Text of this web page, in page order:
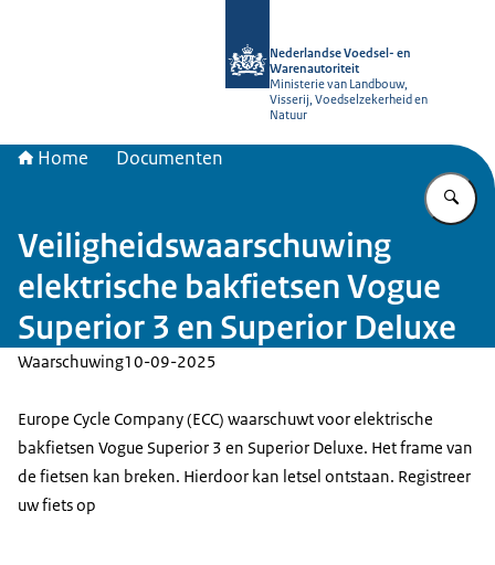
Nederlandse Voedsel- en
Warenautoriteit
Ministerie van Landbouw,
Visserij, Voedselzekerheid en
Natuur
Home Documenten
Veiligheidswaarschuwing
elektrische bakfietsen Vogue
Superior 3 en Superior Deluxe
Waarschuwing10-09-2025
Europe Cycle Company (ECC) waarschuwt voor elektrische
bakfietsen Vogue Superior 3 en Superior Deluxe. Het frame van
de fietsen kan breken. Hierdoor kan letsel ontstaan. Registreer
uw fiets op